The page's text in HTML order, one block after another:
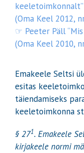
keeletoimkonnalt”
(Oma Keel 2012,
☞ Peeter Päll
(Oma Keel 2010,
Emakeele Seltsi
esitas
täiendamiseks
keeletoimkonna
§ 271. Emakeele
kirjakeele normi